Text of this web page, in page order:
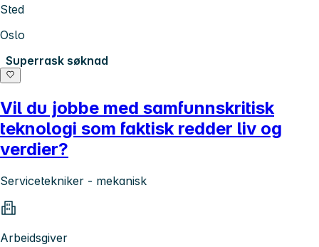
Sted
Oslo
Superrask søknad
Vil du jobbe med samfunnskritisk
teknologi som faktisk redder liv og
verdier?
Servicetekniker - mekanisk
Arbeidsgiver